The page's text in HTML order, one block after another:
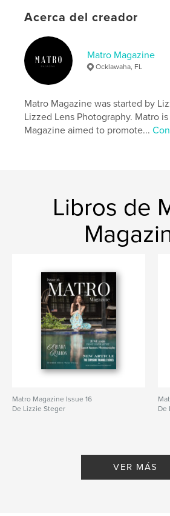
Fecha de publicación:nov. 27,
Idioma
Palabras clave
fall autumn , Photography
Acerca del creador
Matro Magazine
Ocklawaha, FL
Matro Magazine was started by
Lizzed Lens Photography. Matro
Magazine aimed to promote...
Libros de
Matro Magazine Issue 16
De Lizzie Steger
De
VER MÁS